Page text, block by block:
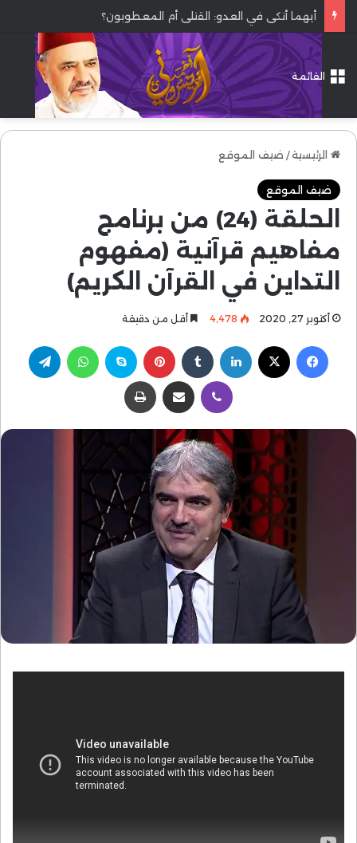
أيهما أنكى في العدو: القتلى أم المعطوبون؟
القائمة
الرئيسية/ ضيف الموقع
ضيف الموقع
الحلقة (24) من برنامج
مفاهيم قرآنية (مفهوم
التداين في القرآن الكريم)
أكتوبر 27, 2020 4٬478 أقل من دقيقة
فيسبوك لينكدإن بينتيريست سكايب واتساب
ڤايبر مشاركة عبر البريد طباعة